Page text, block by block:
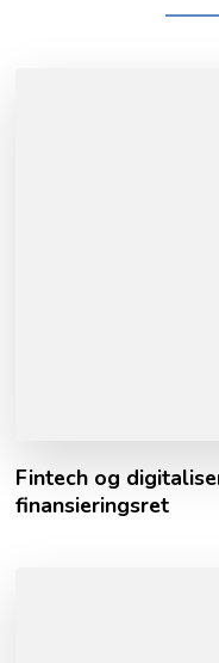
Fintech og
finansieringsret